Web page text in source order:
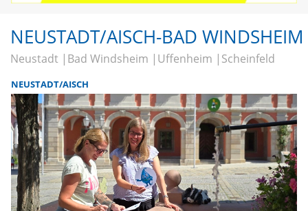
NEUSTADT/AISCH-BAD WINDSHEIM
Neustadt Bad Windsheim Uffenheim Scheinfeld
NEUSTADT/AISCH